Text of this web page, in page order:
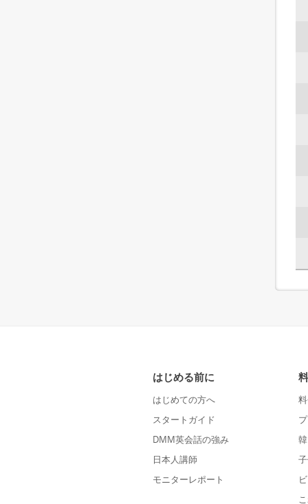
はじめる前に
はじめての方へ
スタートガイド
DMM英会話の強み
日本人講師
モニターレポート